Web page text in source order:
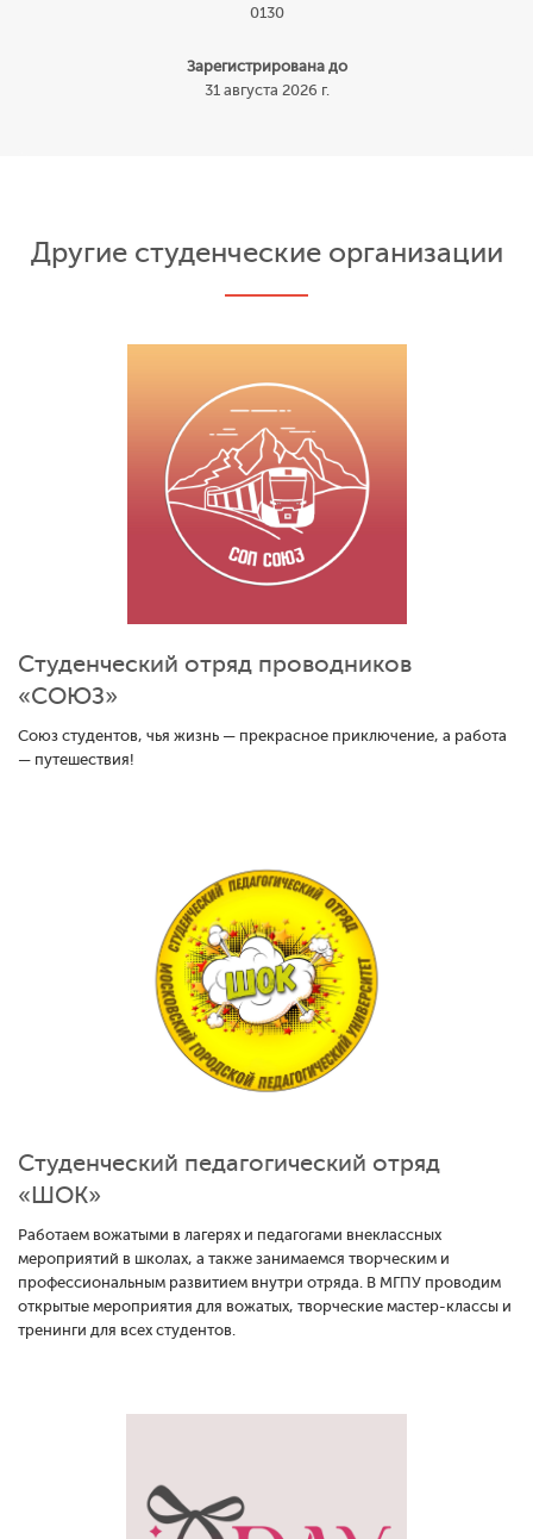
0130
Зарегистрирована до
31 августа 2026 г.
Другие студенческие организации
Студенческий отряд проводников
«СОЮЗ»
Союз студентов, чья жизнь — прекрасное приключение, а работа
— путешествия!
Студенческий педагогический отряд
«ШОК»
Работаем вожатыми в лагерях и педагогами внеклассных
мероприятий в школах, а также занимаемся творческим и
профессиональным развитием внутри отряда. В МГПУ проводим
открытые мероприятия для вожатых, творческие мастер-классы и
тренинги для всех студентов.